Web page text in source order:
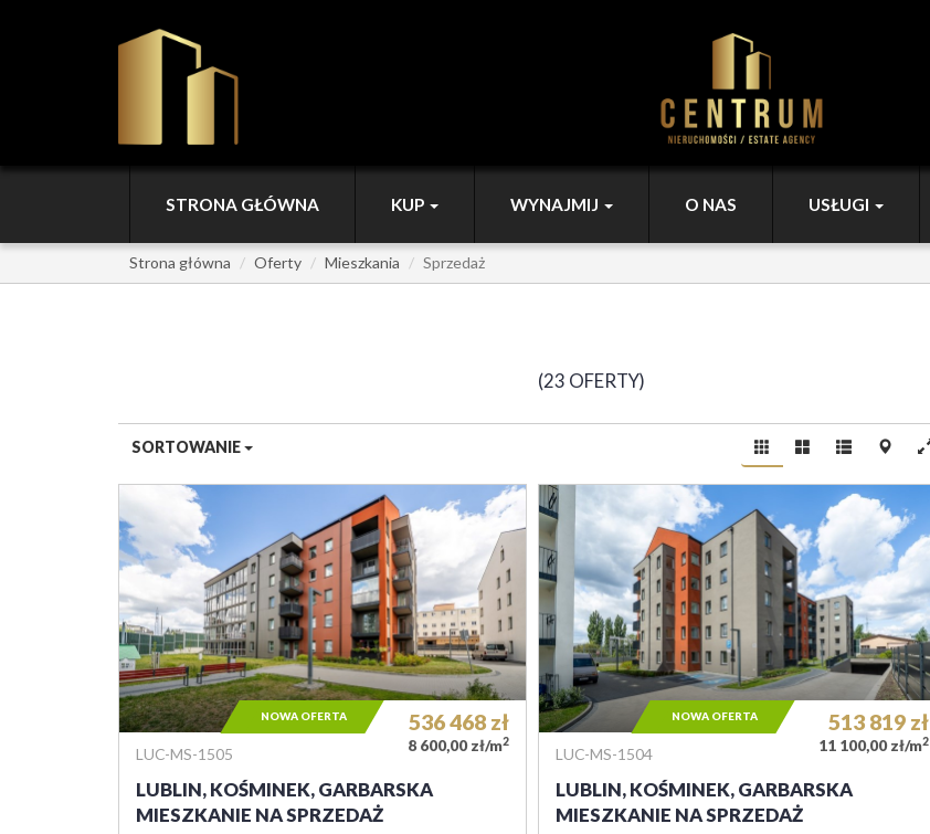
STRONA GŁÓWNA KUP WYNAJMIJ O NAS USŁUGI
Strona główna Oferty Mieszkania Sprzedaż
23 OFERTY
SORTOWANIE
LUC-MS-1505
LUBLIN, KOŚMINEK, GARBARSKA
MIESZKANIE NA SPRZEDAŻ
536 468 zł
8 600,00 zł/m2
NOWA OFERTA
LUC-MS-1504
LUBLIN, KOŚMINEK, GARBARSKA
MIESZKANIE NA SPRZEDAŻ
513 819 zł
11 100,00 zł/m2
NOWA OFERTA